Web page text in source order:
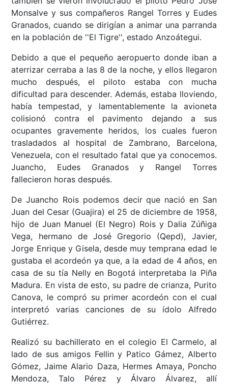
Monsalve y sus compañeros Rangel Torres y Eudes
Granados, cuando se dirigían a animar una parranda
en la población de ''El Tigre'', estado Anzoátegui.
Debido a que el pequeño aeropuerto donde iban a
aterrizar cerraba a las 8 de la noche, y ellos llegaron
mucho después, el piloto estaba con mucha
dificultad para descender. Además, estaba lloviendo,
había tempestad, y lamentablemente la avioneta
colisionó contra el pavimento dejando a sus
ocupantes gravemente heridos, los cuales fueron
trasladados al hospital de Zambrano, Barcelona,
Venezuela, con el resultado fatal que ya conocemos.
Juancho, Eudes Granados y Rangel Torres
fallecieron horas después.
De Juancho Rois podemos decir que nació en San
Juan del Cesar (Guajira) el 25 de diciembre de 1958,
hijo de Juan Manuel (El Negro) Rois y Dalia Zúñiga
Vega, hermano de José Gregorio (Qepd), Javier,
Jorge Enrique y Gisela, desde muy temprana edad le
gustaba el acordeón ya que, a la edad de 4 años, en
casa de su tía Nelly en Bogotá interpretaba la Piña
Madura. En vista de esto, su padre de crianza, Purito
Canova, le compró su primer acordeón con el cual
interpretó varias canciones de su ídolo Alfredo
Gutiérrez.
Realizó su bachillerato en el colegio El Carmelo, al
lado de sus amigos Fellin y Patico Gámez, Alberto
Gómez, Jaime Alario Daza, Hermes Amaya, Poncho
Mendoza, Talo Pérez y Álvaro Álvarez, allí